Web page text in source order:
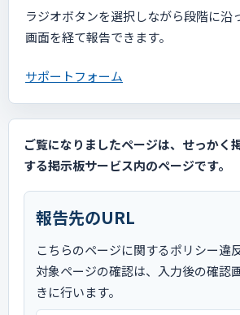
ラジオボタンを選択しながら段階に沿
画面を経て報告できます。
サポートフォーム
ご覧になりましたページは、せっかく
する掲示板サービス内のページです。
報告先のURL
こちらのページに関するポリシー違
対象ページの確認は、入力後の確認
きに行います。